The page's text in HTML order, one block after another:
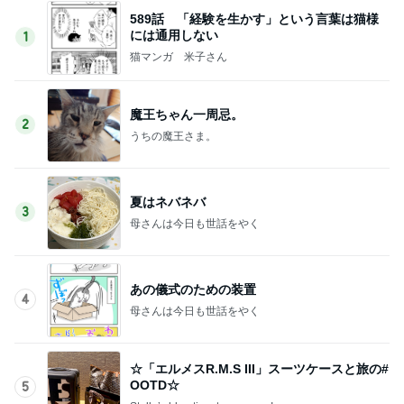
1
589話 「経験を生かす」という言葉は猫様
には通用しない
猫マンガ 米子さん
2
魔王ちゃん一周忌。
うちの魔王さま。
3
夏はネバネバ
母さんは今日も世話をやく
4
あの儀式のための装置
母さんは今日も世話をやく
5
☆「エルメスR.M.S III」スーツケースと旅の#
OOTD☆